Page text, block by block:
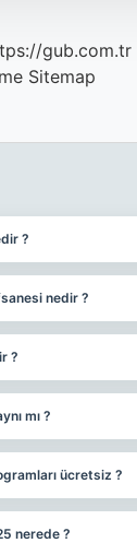
gub.com.tr
Sitemap
?
nedir ?
?
mı ?
ücretsiz ?
nerede ?